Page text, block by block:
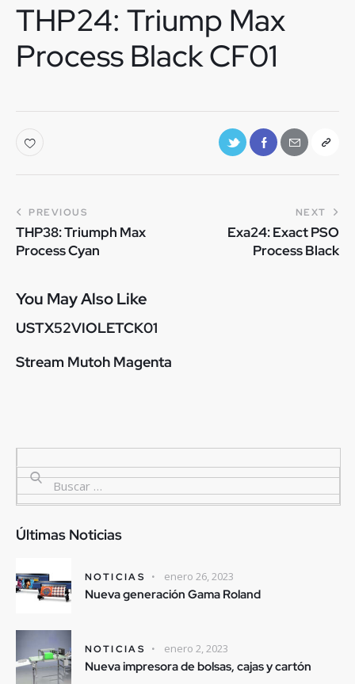
THP24: Triump Max
Process Black CF01
PREVIOUS
THP38: Triumph Max
Process Cyan
NEXT
Exa24: Exact PSO
Process Black
You May Also Like
USTX52VIOLETCK01
Stream Mutoh Magenta
Últimas Noticias
NOTICIAS enero 26, 2023
Nueva generación Gama Roland
NOTICIAS enero 2, 2023
Nueva impresora de bolsas, cajas y cartón